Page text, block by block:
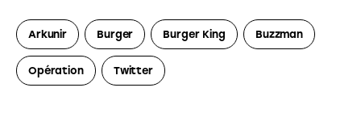
Arkunir Burger Burger King Buzzman
Opération Twitter